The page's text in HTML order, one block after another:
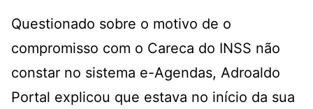
Questionado sobre o motivo de o
compromisso com o Careca do INSS não
constar no sistema e-Agendas, Adroaldo
Portal explicou que estava no início da sua